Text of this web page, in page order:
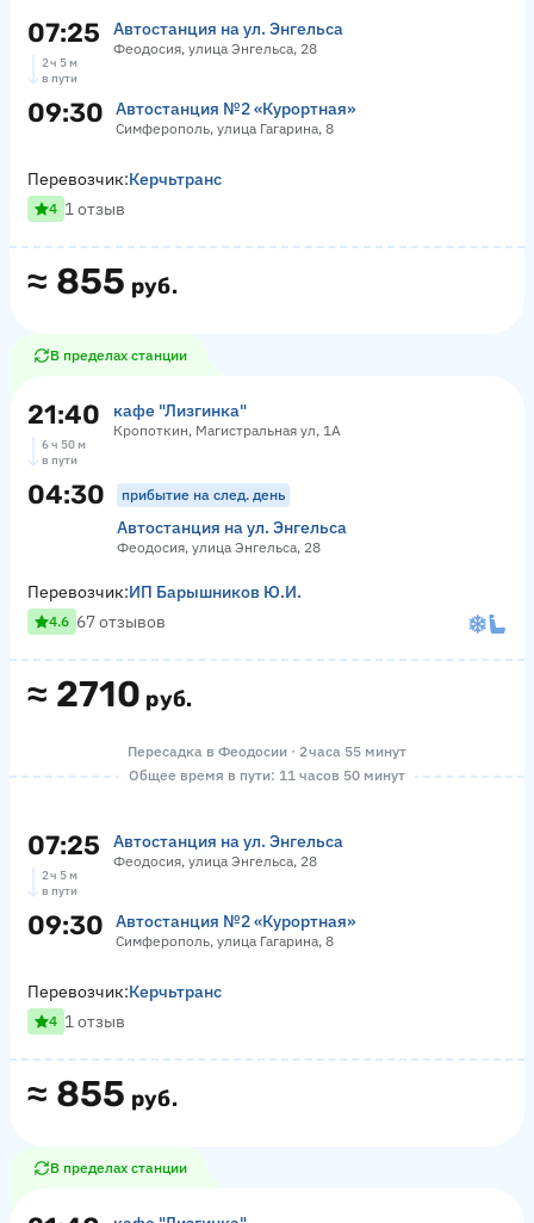
07:25 Автостанция на ул. Энгельса
Феодосия, улица Энгельса, 28
2 ч 5 м
в пути
09:30 Автостанция №2 «Курортная»
Симферополь, улица Гагарина, 8
≈ 855 руб.
Перевозчик:Керчьтранс
4 1 отзыв
В пределах станции
21:40 кафе "Лизгинка"
Кропоткин, Магистральная ул, 1А
6 ч 50 м
в пути
04:30 прибытие на след. день
Автостанция на ул. Энгельса
Феодосия, улица Энгельса, 28
≈ 2710 руб.
Перевозчик:ИП Барышников Ю.И.
4.6 67 отзывов
Пересадка в Феодосии · 2 часа 55 минут
Общее время в пути: 11 часов 50 минут
07:25 Автостанция на ул. Энгельса
Феодосия, улица Энгельса, 28
2 ч 5 м
в пути
09:30 Автостанция №2 «Курортная»
Симферополь, улица Гагарина, 8
≈ 855 руб.
Перевозчик:Керчьтранс
4 1 отзыв
В пределах станции